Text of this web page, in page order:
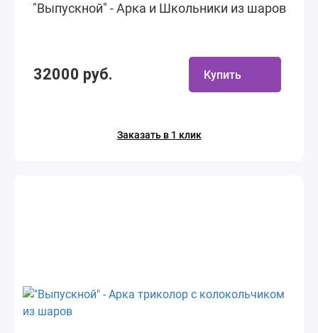
"Выпускной" - Арка и Школьники из шаров
32000 руб. Купить
Заказать в 1 клик